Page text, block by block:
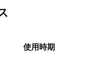
使用時期